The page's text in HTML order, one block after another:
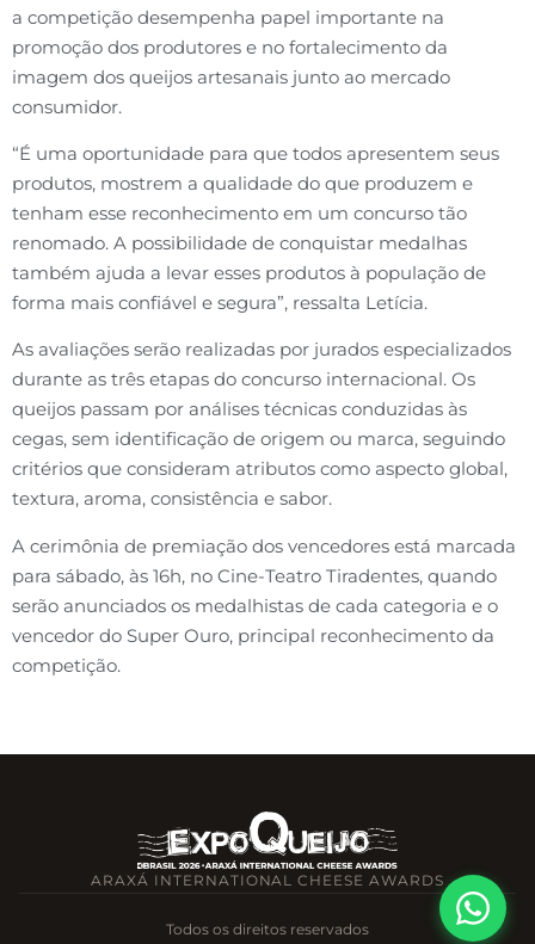
a competição desempenha papel importante na
promoção dos produtores e no fortalecimento da
imagem dos queijos artesanais junto ao mercado
consumidor.
“É uma oportunidade para que todos apresentem seus
produtos, mostrem a qualidade do que produzem e
tenham esse reconhecimento em um concurso tão
renomado. A possibilidade de conquistar medalhas
também ajuda a levar esses produtos à população de
forma mais confiável e segura”, ressalta Letícia.
As avaliações serão realizadas por jurados especializados
durante as três etapas do concurso internacional. Os
queijos passam por análises técnicas conduzidas às
cegas, sem identificação de origem ou marca, seguindo
critérios que consideram atributos como aspecto global,
textura, aroma, consistência e sabor.
A cerimônia de premiação dos vencedores está marcada
para sábado, às 16h, no Cine-Teatro Tiradentes, quando
serão anunciados os medalhistas de cada categoria e o
vencedor do Super Ouro, principal reconhecimento da
competição.
ARAXÁ INTERNATIONAL CHEESE AWARDS
Todos os direitos reservados